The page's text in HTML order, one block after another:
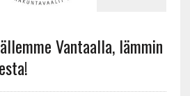
Vantaalla, lämmin